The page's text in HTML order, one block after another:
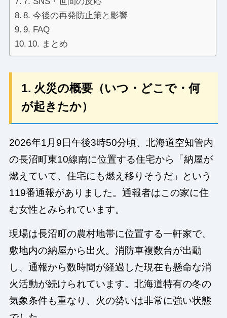
8. 今後の再発防止策と影響
9. FAQ
10. まとめ
1. 火災の概要（いつ・どこで・何
が起きたか）
2026年1月9日午後3時50分頃、北海道空知管内
の長沼町東10線南に位置する住宅から「納屋が
燃えていて、住宅にも燃え移りそうだ」という
119番通報がありました。通報者はこの家に住
む女性とみられています。
現場は長沼町の農村地帯に位置する一軒家で、
敷地内の納屋から出火。消防車複数台が出動
し、通報から数時間が経過した現在も懸命な消
火活動が続けられています。北海道特有の冬の
気象条件も重なり、火の勢いは非常に強い状態